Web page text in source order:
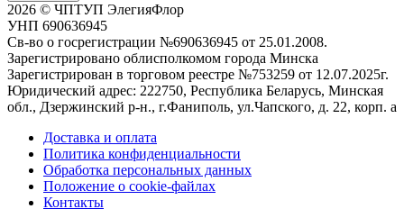
2026 © ЧПТУП ЭлегияФлор
УНП 690636945
Св-во о госрегистрации №690636945 от 25.01.2008.
Зарегистрировано облисполкомом города Минска
Зарегистрирован в торговом реестре №753259 от 12.07.2025г.
Юридический адрес: 222750, Республика Беларусь, Минская
обл., Дзержинский р-н., г.Фаниполь, ул.Чапского, д. 22, корп. а
Доставка и оплата
Политика конфиденциальности
Обработка персональных данных
Положение о cookie-файлах
Контакты